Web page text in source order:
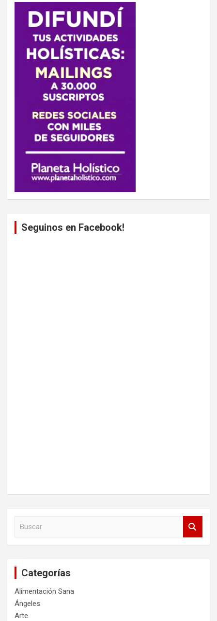
Seguinos en Facebook!
Categorías
Alimentación Sana
Ángeles
Arte